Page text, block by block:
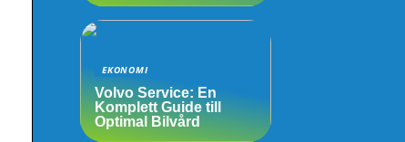
EKONOMI
Volvo Service: En
Komplett Guide till
Optimal Bilvård